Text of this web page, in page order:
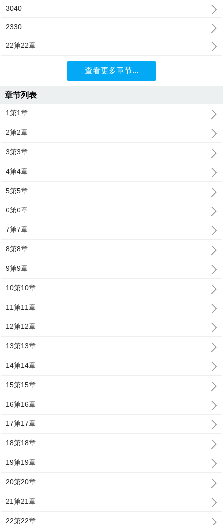
3040
2330
22第22章
查看更多章节...
章节列表
1第1章
2第2章
3第3章
4第4章
5第5章
6第6章
7第7章
8第8章
9第9章
10第10章
11第11章
12第12章
13第13章
14第14章
15第15章
16第16章
17第17章
18第18章
19第19章
20第20章
21第21章
22第22章